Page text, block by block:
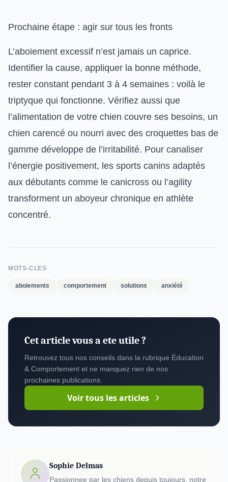
Prochaine étape : agir sur tous les fronts
L’aboiement excessif n’est jamais un caprice.
Identifier la cause, appliquer la bonne méthode,
rester constant pendant 3 à 4 semaines : voilà le
triptyque qui fonctionne. Vérifiez aussi que
l’alimentation de votre chien couvre ses besoins, un
chien carencé ou nourri avec des croquettes bas de
gamme développe de l’irritabilité. Pour canaliser
l’énergie positivement, les sports canins adaptés
aux débutants comme le canicross ou l’agility
transforment un aboyeur chronique en athlète
concentré.
MOTS-CLES
aboiements comportement solutions anxiété
Cet article vous a ete utile ?
Retrouvez tous nos conseils dans la rubrique Éducation
& Comportement et ne manquez rien de nos
prochaines publications.
Voir tous les articles
Sophie Delmas
Passionnee par les chiens depuis toujours, notre